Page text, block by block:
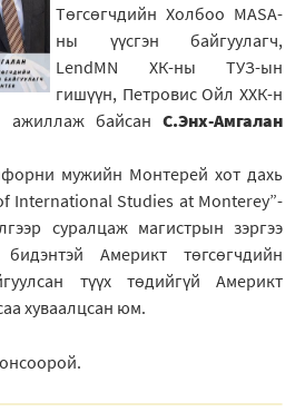
Төгсөгчдийн Холбоо MASA-
ны үүсгэн байгуулагч,
LendMN ХК-ны ТУЗ-ын
гишүүн, Петровис Oйл ХХК-н
ажиллаж байсан С.Энх-Амгалан
мужийн Монтерей хот дахь
International Studies at Monterey”-
суралцаж магистрын зэргээ
Америкт төгсөгчдийн
түүх төдийгүй Америкт
хуваалцсан юм.